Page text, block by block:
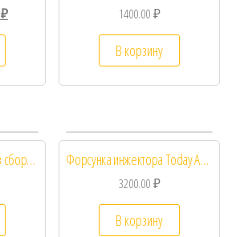
₽ 1400.00₽
В корзину
Фара головного света в сборе Honda Dio 27/28 Форсунка инжектора Today AF67, DIO AF68 KeiHiN
3200.00₽
В корзину